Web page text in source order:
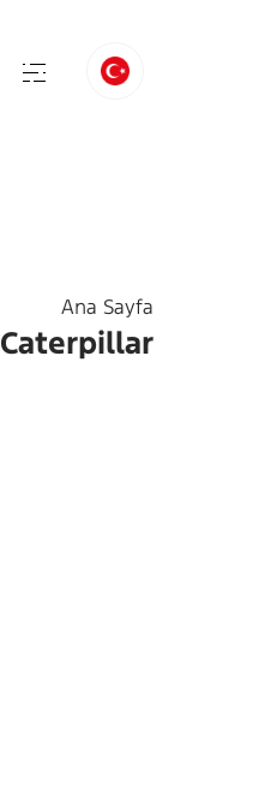
Ana Sayfa
Caterpillar